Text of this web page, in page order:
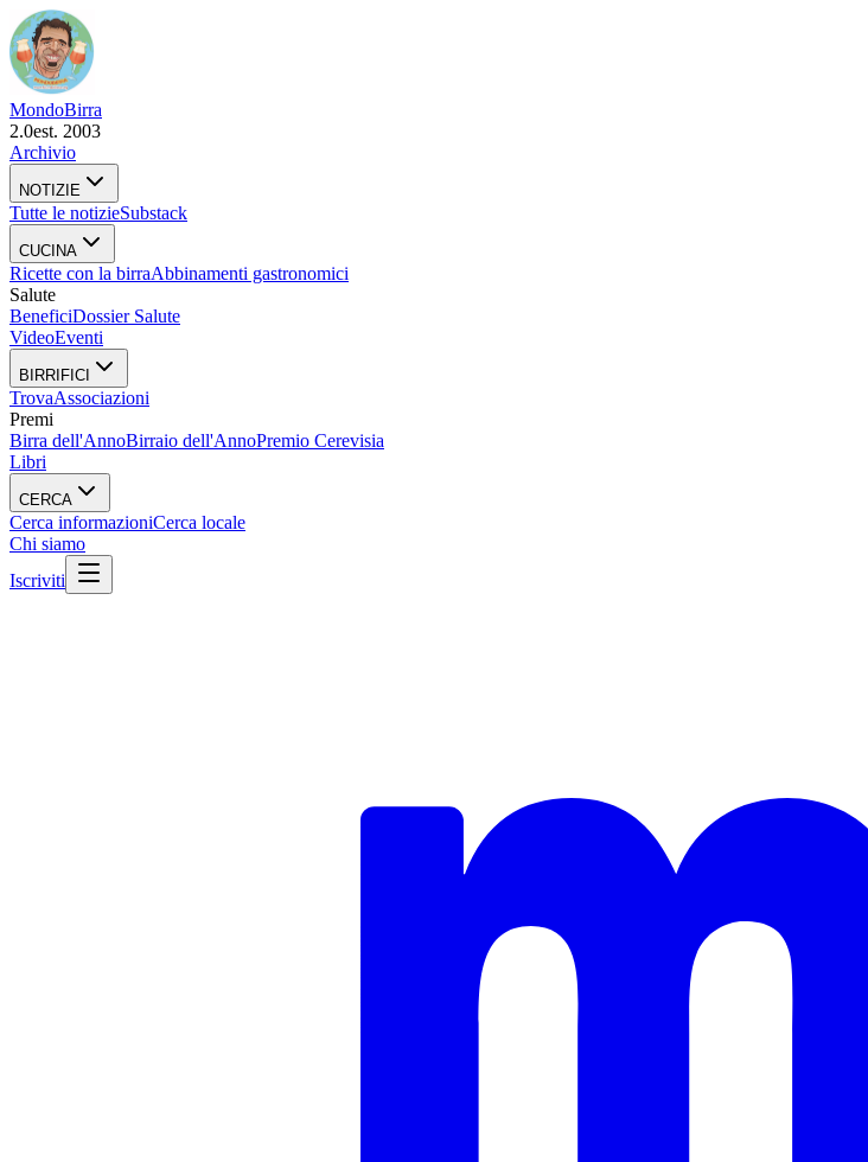
MondoBirra
2.0est. 2003
Archivio
NOTIZIE
Tutte le notizieSubstack
CUCINA
Ricette con la birraAbbinamenti gastronomici
Salute
BeneficiDossier Salute
VideoEventi
BIRRIFICI
TrovaAssociazioni
Premi
Birra dell'AnnoBirraio dell'AnnoPremio Cerevisia
Libri
CERCA
Cerca informazioniCerca locale
Chi siamo
Iscriviti